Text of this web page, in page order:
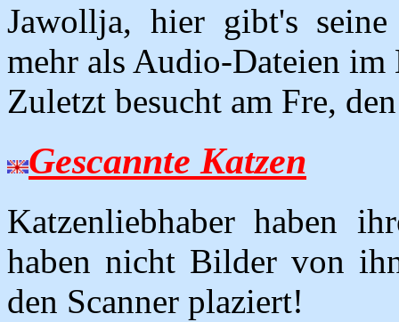
Jawollja, hier gibt's
mehr als Audio-Dateien im
Zuletzt besucht am Fre,
Gescannte Katzen
Katzenliebhaber haben
haben nicht Bilder von
den Scanner plaziert!